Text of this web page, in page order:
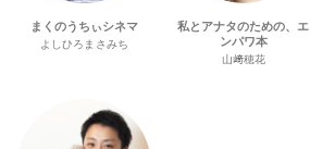
まくのうちぃシネマ
よしひろまさみち
私とアナタのための、エ
ンパワ本
山﨑穂花